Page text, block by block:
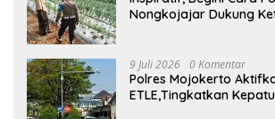
Nongkojajar Dukung
9 Juli 2026 0 Komentar
Polres Mojokerto
ETLE,Tingkatkan